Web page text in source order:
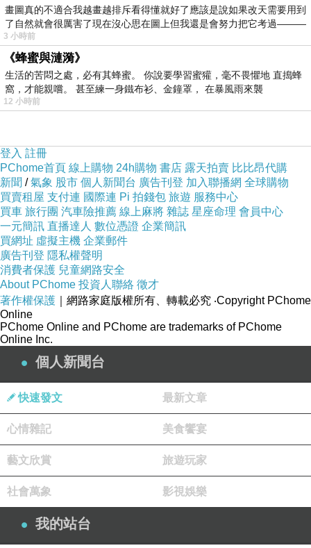
畫圖真的不適合我越畫越排斥看得懂就好了應該是說如果改天需要用到
了自然就會很厲害了現在沒心思在圖上但我還是會努力把它考過———
3 小時前
《蜂蜜與漣漪》
生活的苦悶之處，必有其蜂蜜。 你說要學習蜜獾，毫不畏懼地 直搗蜂
窩，才能親嚐。 甚至練一身鐵布衫、金鐘罩， 在暴風雨來襲
12 小時前
登入 註冊
PChome首頁 線上購物 24h購物 書店 露天拍賣 比比昂代購
新聞 /氣象 股市 個人新聞台 廣告刊登 加入聯播網 全球購物
買賣租屋 支付連 國際連 Pi 拍錢包 旅遊 服務中心
買車 旅行團 汽車險推薦 線上麻將 雜誌 星座命理 會員中心
一元簡訊 直播達人 數位憑證 企業簡訊
買網址 虛擬主機 企業郵件
廣告刊登 隱私權聲明
消費者保護 兒童網路安全
About PChome 投資人聯絡 徵才
著作權保護 ｜網路家庭版權所有、轉載必究 ‧Copyright PChome
Online
PChome Online and PChome are trademarks of PChome
Online Inc.
個人新聞台
快速發文 最新文章
心情雜記 美食饗宴
藝文欣賞 旅遊玩家
社會萬象 影視娛樂
我的站台